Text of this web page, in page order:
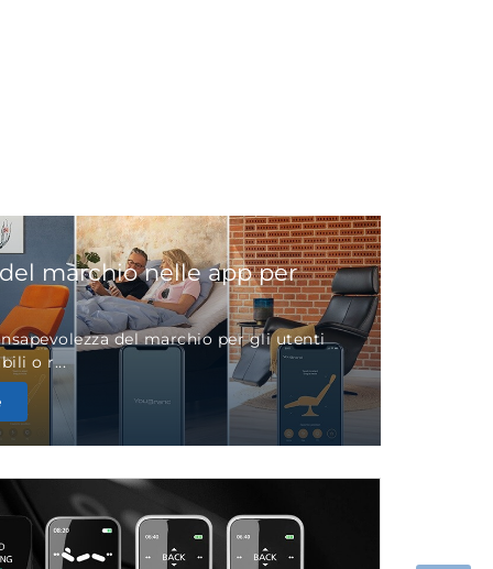
marchio nelle app per
del marchio per gli utenti
o r...